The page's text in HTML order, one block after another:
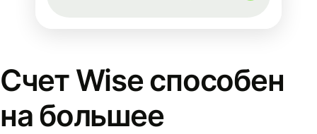
Счет Wise способен
на большее